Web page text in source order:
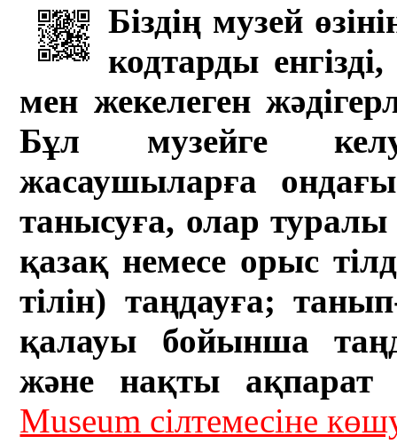
Біздің музей
кодтарды
мен жекелеген
Бұл музейге
жасаушыларға
танысуға, олар туралы
қазақ немесе орыс
тілін) таңдауға;
қалауы бойынша
және нақты ақпарат
Museum сілтемесіне